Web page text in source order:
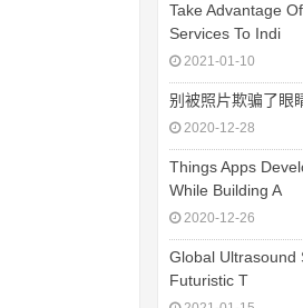
Take Advantage
Services To Indi
2021-01-10
别被照片欺骗了眼
2020-12-28
Things Apps
While Building A
2020-12-26
Global Ultrasound
Futuristic T